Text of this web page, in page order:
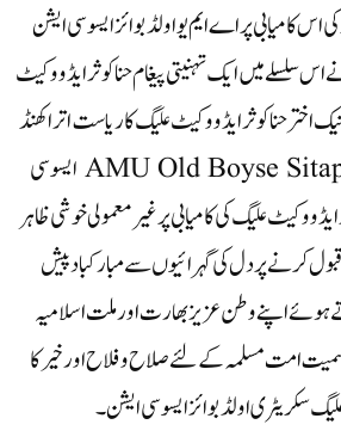
کامیابی پر اے ایم یو اولڈ بوائز ایسوسی ایشن
سلسلے میں ایک تہنیتی پیغام حنا کوثر ایڈووکیٹ
حنا کوثر ایڈووکیٹ علیگ کا ریاست اترا کھنڈ
میں بطور سول جج تقرر ہونا ہم سبھی کے لئے قابل رشک ہے” الحمد للہ علی ذالک، ہم سبھی AMU Old Boyse Sitapur UP ایسوسی
علیگ کی کامیابی پر غیر معمولی خوشی ظاہر
کرنے پر دل کی گہرائیوں سے مبارکباد پیش
ہوئے اپنے وطن عزیز بھارت اور ملت اسلامیہ
امت مسلمہ کے لئے صلاح و فلاح اور خیر کا
سکریٹری اولڈ بوائز ایسو سی ایشن۔